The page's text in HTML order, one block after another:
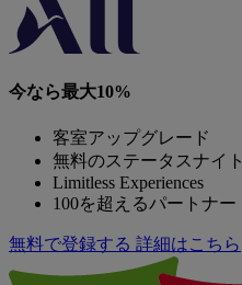
今なら最大10%
客室アップグレード
無料のステータスナイト
Limitless Experiences
100を超えるパートナー
無料で登録する 詳細はこちら